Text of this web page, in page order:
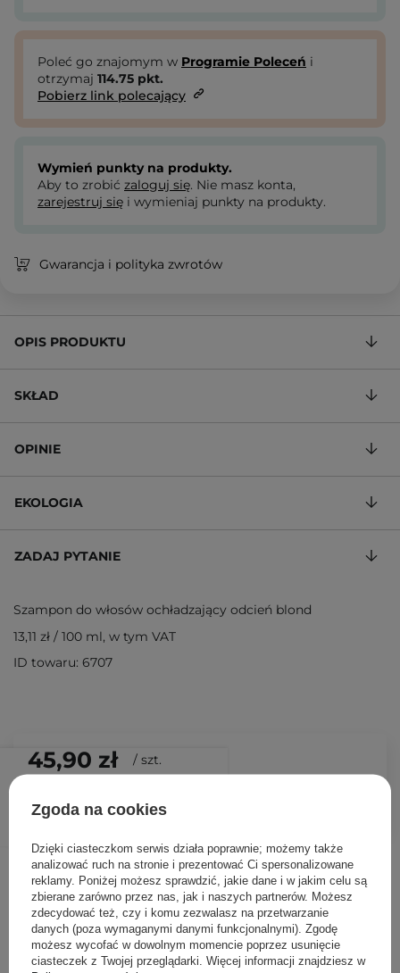
45,90 zł / szt.
Poleć go znajomym w Programie Poleceń i
otrzymaj 114.75 pkt.
Pobierz link polecający
Wymień punkty na produkty.
Aby to zrobić zaloguj się. Nie masz konta,
zarejestruj się i wymieniaj punkty na produkty.
Gwarancja i polityka zwrotów
OPIS PRODUKTU
SKŁAD
OPINIE
EKOLOGIA
ZADAJ PYTANIE
Szampon do włosów ochładzający odcień blond
13,11 zł / 100 ml, w tym VAT
ID towaru: 6707
Inni klienci sprawdzali również
Zgoda na cookies
Dzięki ciasteczkom serwis działa poprawnie; możemy także
analizować ruch na stronie i prezentować Ci spersonalizowane
reklamy. Poniżej możesz sprawdzić, jakie dane i w jakim celu są
zbierane zarówno przez nas, jak i naszych partnerów. Możesz
zdecydować też, czy i komu zezwalasz na przetwarzanie
danych (poza wymaganymi danymi funkcjonalnymi). Zgodę
możesz wycofać w dowolnym momencie poprzez usunięcie
ciasteczek z Twojej przeglądarki. Więcej informacji znajdziesz w